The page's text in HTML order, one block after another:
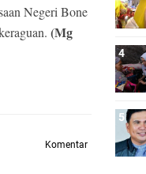
Negeri Bone
(Mg
Komentar